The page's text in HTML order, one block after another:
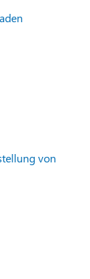
von